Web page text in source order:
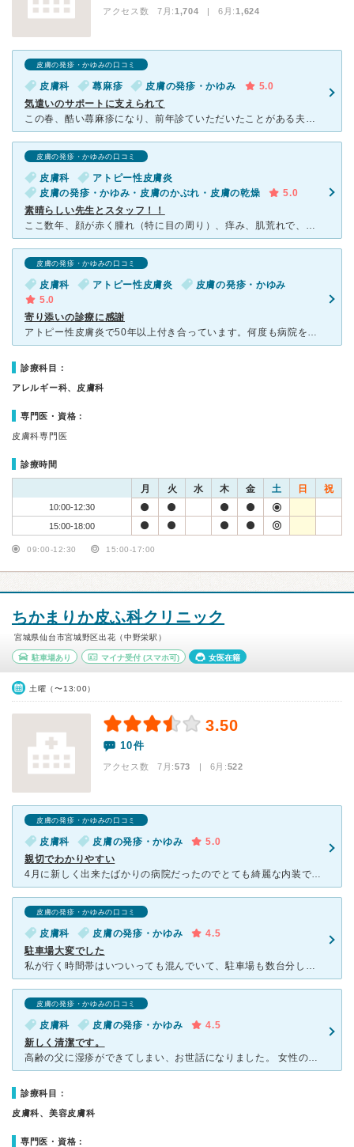
アクセス数 7月:1,704 | 6月:1,624
皮膚の発疹・かゆみの口コミ
皮膚科 蕁麻疹 皮膚の発疹・かゆみ
5.0
気遣いのサポートに支えられて
この春、酷い蕁麻疹になり、前年診ていただいたことがある夫の「あのクリニックなら君に合うと思うよ」のアドバイスで駆け込みました。 これが通院のきっかけです。 何度目かの診察の時に顔の炎症についてお話する
皮膚の発疹・かゆみの口コミ
皮膚科
アトピー性皮膚炎
皮膚の発疹・かゆみ・皮膚のかぶれ・皮膚の乾燥
5.0
素晴らしい先生とスタッフ！！
ここ数年、顔が赤く腫れ（特に目の周り）、痒み、肌荒れで、沢山の皮膚科さんに行き相談させて頂きましたが、原因を特に追及することもなく、ステロイドもしくは弱いステロイドの薬を出されて終わる日々、、 一旦
皮膚の発疹・かゆみの口コミ
皮膚科 アトピー性皮膚炎
皮膚の発疹・かゆみ
5.0
寄り添いの診療に感謝
アトピー性皮膚炎で50年以上付き合っています。何度も病院を変え結果言われ続けたことは「体質だから治らない」と。もうこのまま一生終わるんだなと思っていました。こちらのクリニックを受診してしたところ、先生
診療科目：
アレルギー科、皮膚科
専門医・資格：
皮膚科専門医
診療時間
月 火 水 木 金 土 日 祝
10:00-12:30
15:00-18:00
09:00-12:30 15:00-17:00
ちかまりか皮ふ科クリニック
宮城県仙台市宮城野区出花（中野栄駅）
駐車場あり マイナ受付(スマホ可) 女医在籍
土曜（〜13:00）
3.50
10件
アクセス数 7月:573 | 6月:522
皮膚の発疹・かゆみの口コミ
皮膚科 皮膚の発疹・かゆみ
5.0
親切でわかりやすい
4月に新しく出来たばかりの病院だったのでとても綺麗な内装でした。先生は女医さんでとてもわかりやすく説明してくれました。アレルギーの治療となりましたがこれからどうしたいか？聞いてくれたり、どうするといい
皮膚の発疹・かゆみの口コミ
皮膚科 皮膚の発疹・かゆみ
4.5
駐車場大変でした
私が行く時間帯はいついっても混んでいて、駐車場も数台分しかないので少し大変です。 待合室は広くはなくキッズスペースもないけど、絵本があるので子供は飽きずに待てました。 先生はサバサバした女医さんで
皮膚の発疹・かゆみの口コミ
皮膚科 皮膚の発疹・かゆみ
4.5
新しく清潔です。
高齢の父に湿疹ができてしまい、お世話になりました。 女性の優しい先生です。 施設も新しく、清潔感があり、スタッフの皆さんも、優しいです。 とても良い先生だと、父も申しておりました。 で
診療科目：
皮膚科、美容皮膚科
専門医・資格：